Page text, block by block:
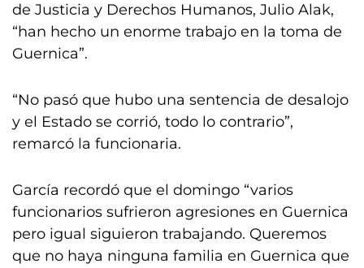
de Justicia y Derechos Humanos, Julio Alak,
“han hecho un enorme trabajo en la toma de
Guernica”.
“No pasó que hubo una sentencia de desalojo
y el Estado se corrió, todo lo contrario”,
remarcó la funcionaria.
García recordó que el domingo “varios
funcionarios sufrieron agresiones en Guernica
pero igual siguieron trabajando. Queremos
que no haya ninguna familia en Guernica que